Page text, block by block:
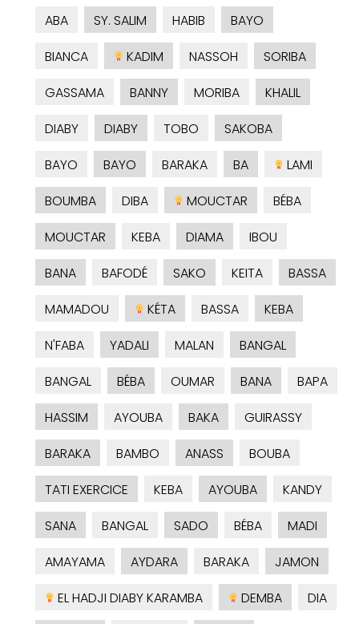
ABA
SY. SALIM HABIB
BAYO
BIANCA
KADIM NASSOH
SORIBA
GASSAMA
BANNY MORIBA
KHALIL
DIABY
DIABY TOBO
SAKOBA
BAYO
BAYO BARAKA BA
LAMI
BOUMBA
DIBA MOUCTAR
BÉBA
MOUCTAR
KEBA DIAMA
IBOU
BANA
BAFODÉ SAKO KEITA
BASSA
MAMADOU
KÉTA BASSA
KEBA
N'FABA
YADALI MALAN
BANGAL
BANGAL
BÉBA OUMAR BANA
BAPA
HASSIM
AYOUBA BAKA
GUIRASSY
BARAKA
BAMBO ANASS
BOUBA
TATI EXERCICE
KEBA AYOUBA
KANDY
SANA
BANGAL SADO BÉBA
MADI
AMAYAMA
AYDARA BARAKA
JAMON
EL HADJI DIABY KARAMBA
DEMBA
DIA